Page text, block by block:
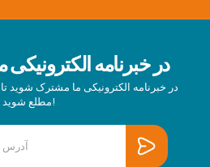
در خبرنامه
در خبرنامه الکترونیکی ما مشترک شوید
مطلع شوید!